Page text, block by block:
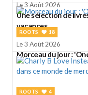
Le 3 Août 2026
Une sélection de
vacances
ROOTS 18
Le 3 Août 2026
Morceau du jour :
ROOTS 4